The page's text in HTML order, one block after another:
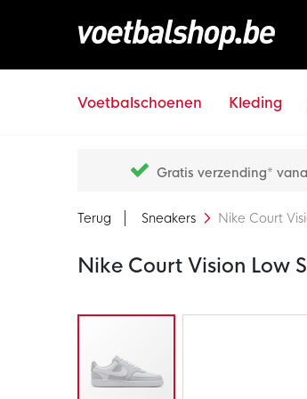
Voetbalschoenen Kleding
Gratis verzending*
Terug Sneakers Nike Court
Nike Court Vision Low
Ga
einde
van